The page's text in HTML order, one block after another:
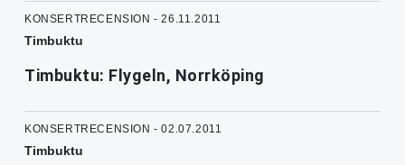
KONSERTRECENSION - 26.11.2011
Timbuktu
Timbuktu: Flygeln, Norrköping
KONSERTRECENSION - 02.07.2011
Timbuktu